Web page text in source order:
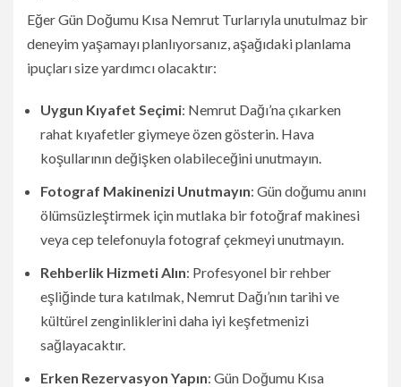
Eğer Gün Doğumu Kısa Nemrut Turlarıyla unutulmaz bir
deneyim yaşamayı planlıyorsanız, aşağıdaki planlama
ipuçları size yardımcı olacaktır:
Uygun Kıyafet Seçimi: Nemrut Dağı’na çıkarken
rahat kıyafetler giymeye özen gösterin. Hava
koşullarının değişken olabileceğini unutmayın.
Fotograf Makinenizi Unutmayın: Gün doğumu anını
ölümsüzleştirmek için mutlaka bir fotoğraf makinesi
veya cep telefonuyla fotograf çekmeyi unutmayın.
Rehberlik Hizmeti Alın: Profesyonel bir rehber
eşliğinde tura katılmak, Nemrut Dağı’nın tarihi ve
kültürel zenginliklerini daha iyi keşfetmenizi
sağlayacaktır.
Erken Rezervasyon Yapın: Gün Doğumu Kısa